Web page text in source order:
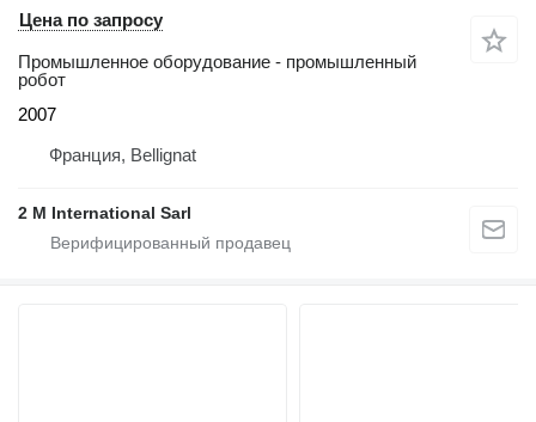
Цена по запросу
Промышленное оборудование - промышленный
робот
2007
Франция, Bellignat
2 M International Sarl